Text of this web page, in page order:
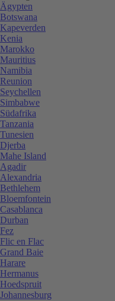
Ägypten
Botswana
Kapeverden
Kenia
Marokko
Mauritius
Namibia
Reunion
Seychellen
Simbabwe
Südafrika
Tanzania
Tunesien
Djerba
Mahe Island
Agadir
Alexandria
Bethlehem
Bloemfontein
Casablanca
Durban
Fez
Flic en Flac
Grand Baie
Harare
Hermanus
Hoedspruit
Johannesburg